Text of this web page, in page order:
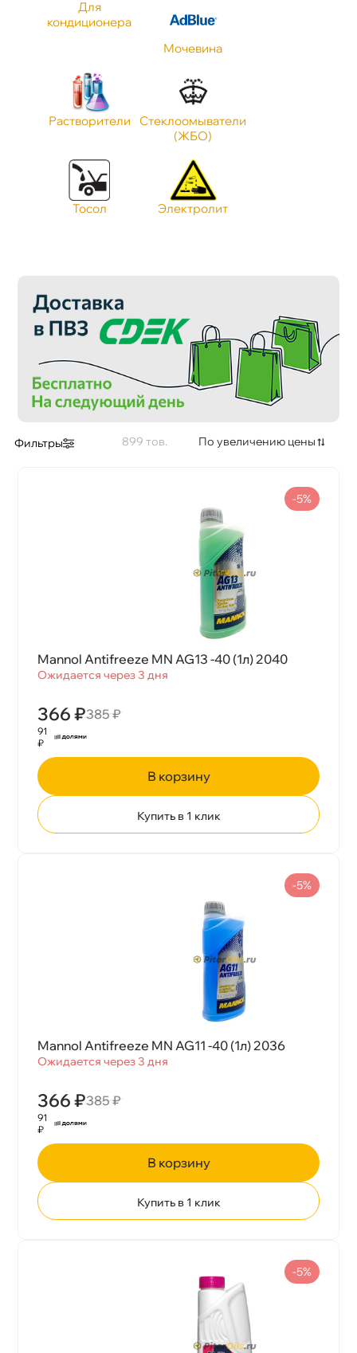
Применение
Стандарт JASO
Тип Антифриза
Для
кондиционера
Мочевина
Растворители
Стеклоомыватели
(ЖБО)
Тосол Электролит
Фильтры 899 По увеличению цены
Mannol Antifreeze MN AG13 -40 (1л) 2040
Ожидается через 3 дня
366 ₽385 ₽
-5%
91
₽
корзину
Купить в 1 клик
Mannol Antifreeze MN AG11 -40 (1л) 2036
Ожидается через 3 дня
366 ₽385 ₽
-5%
91
₽
корзину
Купить в 1 клик
-5%